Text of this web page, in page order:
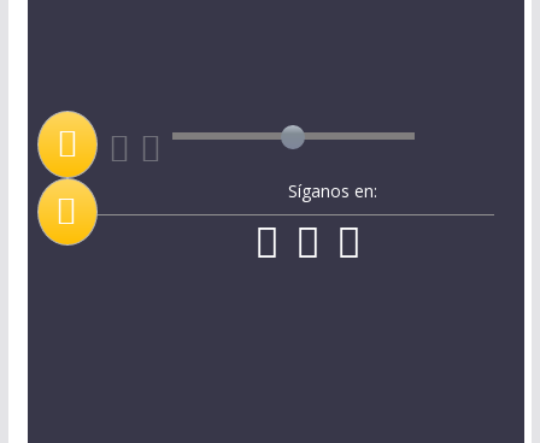
Síganos en: